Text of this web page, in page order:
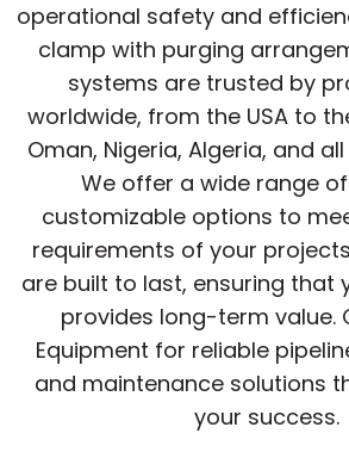
operational safety and
clamp with purging
systems are trusted by
worldwide, from the USA to
Oman, Nigeria, Algeria, and
We offer a wide range
customizable options to
requirements of your
are built to last, ensuring that
provides long-term value.
Equipment for reliable
and maintenance solutions
your success.